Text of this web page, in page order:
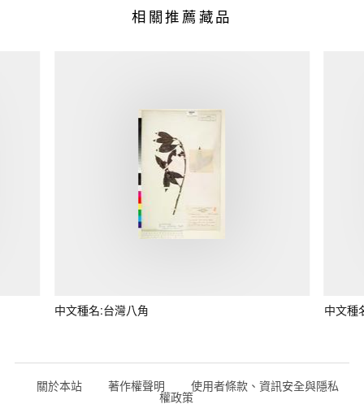
相關推薦藏品
中文種名:台灣八角 中文種
關於本站 著作權聲明 使用者條款、資訊安全與隱私
權政策